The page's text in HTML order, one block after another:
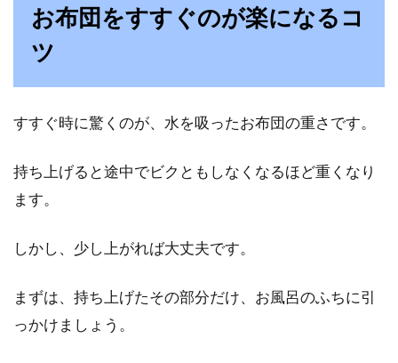
お布団をすすぐのが楽になるコ
ツ
すすぐ時に驚くのが、水を吸ったお布団の重さです。
持ち上げると途中でビクともしなくなるほど重くなり
ます。
しかし、少し上がれば大丈夫です。
まずは、持ち上げたその部分だけ、お風呂のふちに引
っかけましょう。